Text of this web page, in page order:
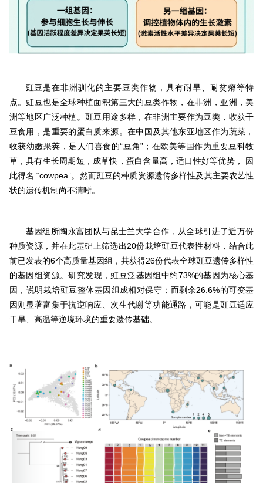
豇豆是在非洲驯化的主要豆类作物，具有耐旱、耐贫瘠等特
点。豇豆也是全球种植面积第三大的豆类作物，在非洲，亚洲，美
洲等地区广泛种植。豇豆用途多样，在非洲主要作为豆类，收获干
豆食用，是重要的蛋白质来源。在中国及其他东亚地区作为蔬菜，
收获幼嫩果荚，是人们喜食的“豆角”；在欧美等国作为重要豆科牧
草，具有生长周期短，成草快，蛋白含量高，适口性好等优势， 因
此得名 “cowpea”。然而豇豆的种质资源遗传多样性及其主要农艺性
状的遗传机制尚不清晰。
基因组所陶永富团队与昆士兰大学合作，从全球引进了近万份
种质资源，并在此基础上筛选出20份栽培豇豆代表性材料，结合此
前已发表的6个高质量基因组，共获得26份代表全球豇豆遗传多样性
的基因组资源。研究发现，豇豆泛基因组中约73%的基因为核心基
因，说明栽培豇豆整体基因组成相对保守；而剩余26.6%的可变基
因则显著富集于抗逆响应、次生代谢等功能通路，可能是豇豆适应
干旱、高温等逆境环境的重要遗传基础。